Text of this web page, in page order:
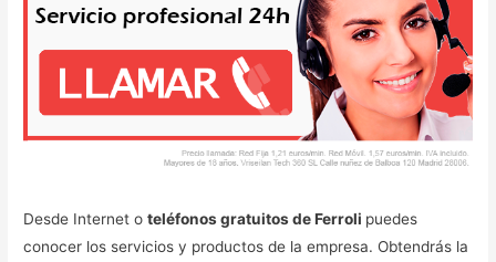
Desde Internet oteléfonos gratuitos de Ferroli puedes
conocer los servicios y productos de la empresa. Obtendrás la